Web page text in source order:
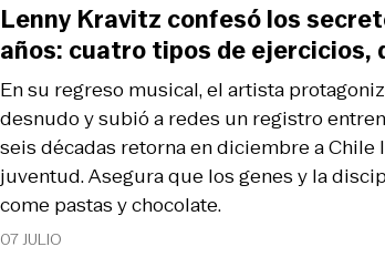
07 JULIO
En su regreso musical, el artista
desnudo y subió a redes un registro
seis décadas retorna en diciembre a
juventud. Asegura que los genes y la
come pastas y chocolate.
Lenny Kravitz confesó los
años: cuatro tipos de ejercicios,